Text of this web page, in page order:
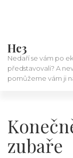
Hc3
Nedaří se vám po
představovali? A
pomůžeme vám ji
zubaře